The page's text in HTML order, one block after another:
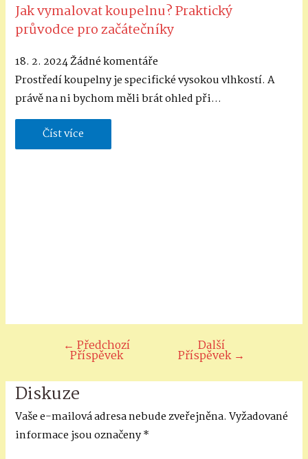
Jak vymalovat koupelnu? Praktický
průvodce pro začátečníky
18. 2. 2024Žádné komentáře
Prostředí koupelny je specifické vysokou vlhkostí. A
právě na ni bychom měli brát ohled při…
Číst více
Navigace
příspěvek
← Předchozí
Příspěvek
Další
Příspěvek →
Diskuze
Vaše e-mailová adresa nebude zveřejněna. Vyžadované
informace jsou označeny*